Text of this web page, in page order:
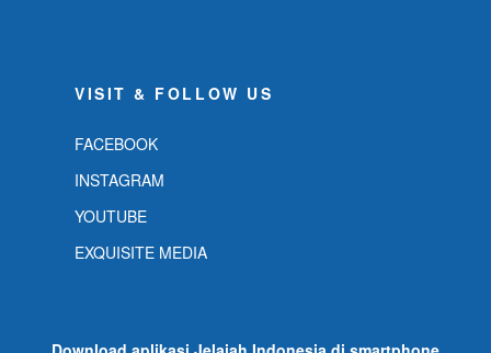
VISIT & FOLLOW US
FACEBOOK
INSTAGRAM
YOUTUBE
EXQUISITE MEDIA